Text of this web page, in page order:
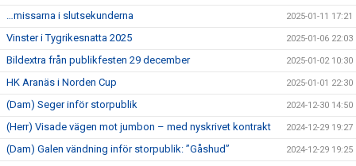
…missarna i slutsekunderna 2025-01-11 17:21
Vinster i Tygrikesnatta 2025 2025-01-06 22:03
Bildextra från publikfesten 29 december 2025-01-02 10:30
HK Aranäs i Norden Cup 2025-01-01 22:30
(Dam) Seger inför storpublik 2024-12-30 14:50
(Herr) Visade vägen mot jumbon – med nyskrivet kontrakt 2024-12-29 19:27
(Dam) Galen vändning inför storpublik: ”Gåshud” 2024-12-29 19:25